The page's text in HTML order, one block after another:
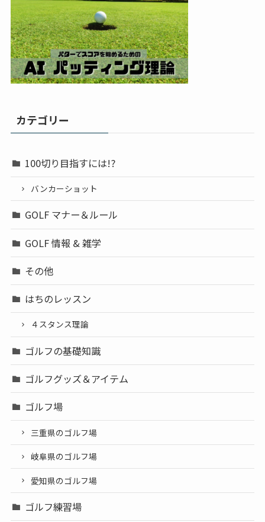
カテゴリー
100切り目指すには!?
バンカーショット
GOLF マナー＆ルール
GOLF 情報 & 雑学
その他
はちのレッスン
４スタンス理論
ゴルフの基礎知識
ゴルフグッズ＆アイテム
ゴルフ場
三重県のゴルフ場
岐阜県のゴルフ場
愛知県のゴルフ場
ゴルフ練習場